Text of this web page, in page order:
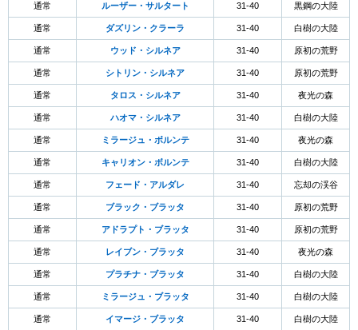
通常 ルーザー・サルタート 31-40 黒鋼の大陸
通常 ダズリン・クラーラ 31-40 白樹の大陸
通常 ウッド・シルネア 31-40 原初の荒野
通常 シトリン・シルネア 31-40 原初の荒野
通常 タロス・シルネア 31-40 夜光の森
通常 ハオマ・シルネア 31-40 白樹の大陸
通常 ミラージュ・ボルンテ 31-40 夜光の森
通常 キャリオン・ボルンテ 31-40 白樹の大陸
通常 フェード・アルダレ 31-40 忘却の渓谷
通常 ブラック・ブラッタ 31-40 原初の荒野
通常 アドラプト・ブラッタ 31-40 原初の荒野
通常 レイブン・ブラッタ 31-40 夜光の森
通常 プラチナ・ブラッタ 31-40 白樹の大陸
通常 ミラージュ・ブラッタ 31-40 白樹の大陸
通常 イマージ・ブラッタ 31-40 白樹の大陸